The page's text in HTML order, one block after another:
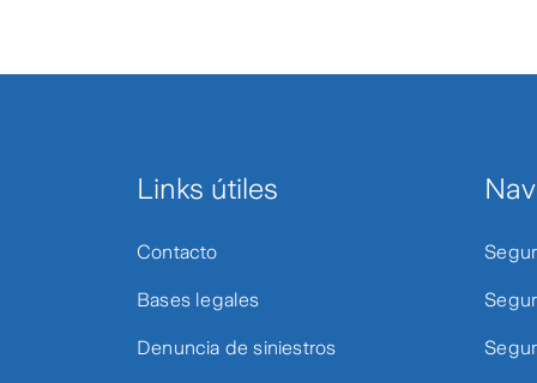
Links útiles
Contacto
Bases legales
Denuncia de siniestros